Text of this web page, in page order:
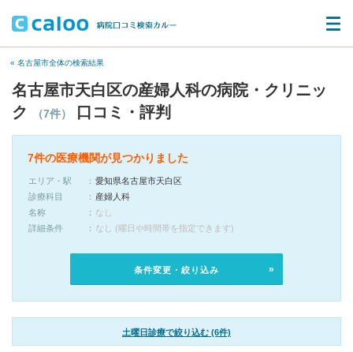
« 名古屋市全体の検索結果
名古屋市天白区の産婦人科の病院・クリニッ
ク
（7件） 口コミ・評判
7件の医療機関が見つかりました
エリア・駅
愛知県名古屋市天白区
診療科目
産婦人科
名称
なし
詳細条件
なし (曜日や時間帯を指定できます)
条件変更・絞り込み
土曜日診療で絞り込む (6件)